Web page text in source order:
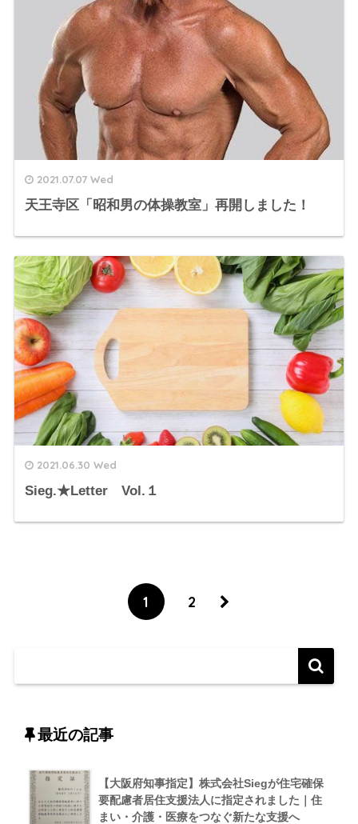
2021.07.07 Wed
天王寺区「昭和男の体操教室」再開しました！
2021.06.30 Wed
Sieg.★Letter Vol.１
1 2
最近の記事
【大阪府知事指定】株式会社Siegが住宅確保
要配慮者居住支援法人に指定されました｜住
まい・介護・医療をつなぐ新たな支援へ